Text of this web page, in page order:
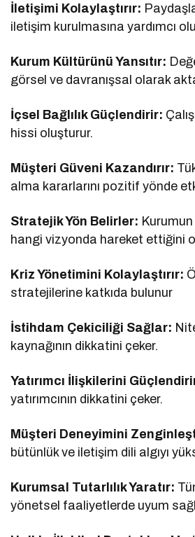
İletişimi Kolaylaştırır:
iletişim kurulmasına yardımcı
Kurum Kültürünü Yansıtır:
görsel ve davranışsal olarak
İçsel Bağlılık Güçlendirir:
hissi oluşturur.
Müşteri Güveni Kazandırır:
alma kararlarını pozitif yönde
Stratejik Yön Belirler:
hangi vizyonda hareket ettiğini
Kriz Yönetimini Kolaylaştırır:
stratejilerine katkıda bulunur
İstihdam Çekiciliği Sağlar:
kaynağının dikkatini çeker.
Yatırımcı İlişkilerini
yatırımcının dikkatini çeker.
Müşteri Deneyimini
bütünlük ve iletişim dili algıyı
Kurumsal Tutarlılık Yaratır:
yönetsel faaliyetlerde uyum